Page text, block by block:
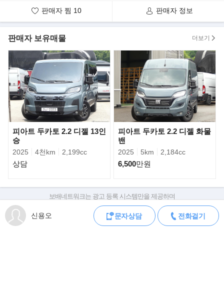
생산한 경형 상용차다. 1세대에는
시트로엥 C25, 푸조 J5, 알파 로미오 AR6, 탤벗 익스프레스로도 판
매되었으며 2세대와 3세대는 피아트 두카토
시트로엥 점퍼, 푸조 복서로도 판매되고 있다. 2014년 모델 연도의
램 프로마스터로 캐나다와 미국 시장에
진출했다.
판매자 찜 10 판매자 정보
판매자 보유매물 더보기
피아트 두카토 2.2 디젤 13인
승
2025 4천km 2,199cc
상담
피아트 두카토 2.2 디젤 화물
밴
2025 5km 2,184cc
6,500만원
신용오 문자상담 전화걸기
보배네트워크는 광고 등록 시스템만을 제공하며
판매자가 직접 등록한 내용에 대한 모든 책임은 판매자에게 있습니다.
차량 구매 시 차량등록증, 성능점검기록부, 실제 차량 상태,
차대번호 조회로 직접 정보를 확인하세요.